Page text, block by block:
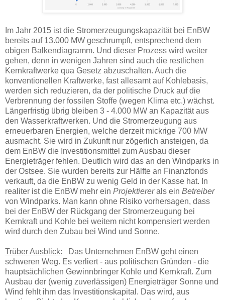
Im Jahr 2015 ist die Stromerzeugungskapazität bei EnBW
bereits auf 13.000 MW geschrumpft, entsprechend dem
obigen Balkendiagramm. Und dieser Prozess wird weiter
gehen, denn in wenigen Jahren sind auch die restlichen
Kernkraftwerke qua Gesetz abzuschalten. Auch die
konventionellen Kraftwerke, fast allesamt auf Kohlebasis,
werden sich reduzieren, da der politische Druck auf die
Verbrennung der fossilen Stoffe (wegen Klima etc.) wächst.
Längerfristig übrig bleiben 3 - 4.000 MW an Kapazität aus
den Wasserkraftwerken. Und die Stromerzeugung aus
erneuerbaren Energien, welche derzeit mickrige 700 MW
ausmacht. Sie wird in Zukunft nur zögerlich ansteigen, da
dem EnBW die Investitionsmittel zum Ausbau dieser
Energieträger fehlen. Deutlich wird das an den Windparks in
der Ostsee. Sie wurden bereits zur Hälfte an Finanzfonds
verkauft, da die EnBW zu wenig Geld in der Kasse hat. In
realiter ist die EnBW mehr ein Projektiererals ein Betreiber
von Windparks. Man kann ohne Risiko vorhersagen, dass
bei der EnBW der Rückgang der Stromerzeugung bei
Kernkraft und Kohle bei weitem nicht kompensiert werden
wird durch den Zubau bei Wind und Sonne.
Trüber Ausblick: Das Unternehmen EnBW geht einen
schweren Weg. Es verliert - aus politischen Gründen - die
hauptsächlichen Gewinnbringer Kohle und Kernkraft. Zum
Ausbau der (wenig zuverlässigen) Energieträger Sonne und
Wind fehlt ihm das Investitionskapital. Das wird, aus